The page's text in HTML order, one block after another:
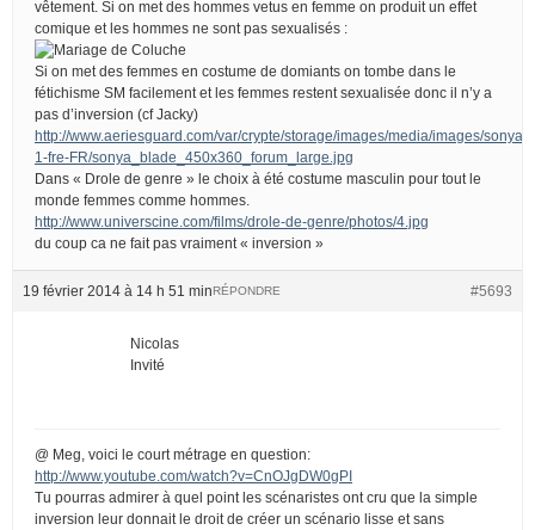
vêtement. Si on met des hommes vetus en femme on produit un effet
comique et les hommes ne sont pas sexualisés :
Si on met des femmes en costume de domiants on tombe dans le
fétichisme SM facilement et les femmes restent sexualisée donc il n’y a
pas d’inversion (cf Jacky)
http://www.aeriesguard.com/var/crypte/storage/images/media/images/
1-fre-FR/sonya_blade_450x360_forum_large.jpg
Dans « Drole de genre » le choix à été costume masculin pour tout le
monde femmes comme hommes.
http://www.universcine.com/films/drole-de-genre/photos/4.jpg
du coup ca ne fait pas vraiment « inversion »
19 février 2014 à 14 h 51 min #5693
RÉPONDRE
Nicolas
Invité
@ Meg, voici le court métrage en question:
http://www.youtube.com/watch?v=CnOJgDW0gPI
Tu pourras admirer à quel point les scénaristes ont cru que la simple
inversion leur donnait le droit de créer un scénario lisse et sans